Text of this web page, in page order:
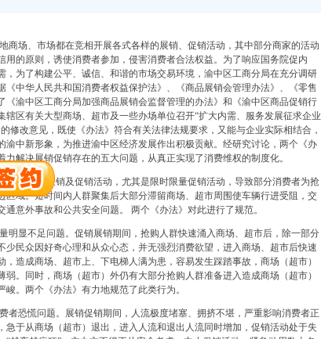
场、市场都在竞相开展各式各样的展销、促销活动，其中部分商家的活动
用的原则，诱使消费者参加，侵害消费者合法权益。为了响应国务院促内
，为了构建公平、诚信、和谐的市场交易环境，渝中区工商分局在充分调研
《中华人民共和国消费者权益保护法》、《商品展销会管理办法》、《零售
《渝中区工商分局加强商品展销会监督管理的办法》和《渝中区商品促销行
辖区有关大型商场、超市及一些办场单位召开“扩大内需、服务发展征求企业
修改意见，既使《办法》符合有关法律法规要求，又能与企业实际相结合，
渝中新形象，为推进渝中区经济发展作出积极贡献。经研究讨论，两个《办
解决展销促销存在的五大问题，从真正实现了消费维权的制度化。
。大型展销及促销活动，尤其是限时限量促销活动，导致部分消费者为抢
区域。短时间内人群聚集后大部分滞留商场、超市周围使车辆行进受阻，交
意外事故和公共安全问题。 两个《办法》对此进行了规范。
显不足问题。促销展销期间，抢购人群快速涌入商场、超市后，除一部分
少民众因好奇心理和从众心态，并无强烈消费欲望，进入商场、超市后快速
造成商场、超市上、下电梯人满为患，容易发生踩踏事故，商场（超市）
。同时，商场（超市）外仍有大部分抢购人群准备进入造成商场（超市）
。两个《办法》有力地规范了此类行为。
恐慌问题。展销促销期间，人流极度堵塞、拥挤不堪，严重影响消费者正
急于从商场（超市）退出，进入人流和退出人流同时增加，促销活动处于失